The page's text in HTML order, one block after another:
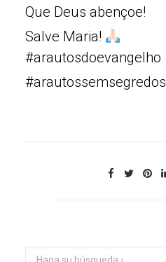
Que Deus abençoe!
Salve Maria!
#arautosdoevangelho
#arautossemsegredos